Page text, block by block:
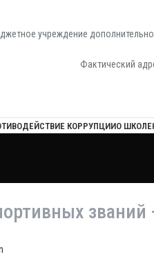
учреждение
Фактический
КОРРУПЦИИО ШКОЛЕ